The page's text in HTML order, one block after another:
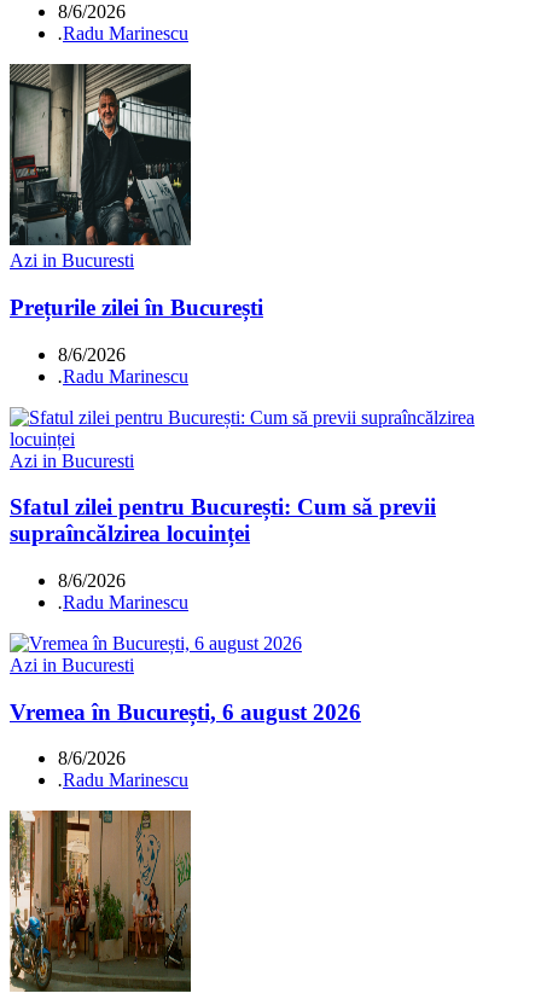
8/6/2026
.Radu Marinescu
Azi in Bucuresti
Prețurile zilei în București
8/6/2026
.Radu Marinescu
Azi in Bucuresti
Sfatul zilei pentru București: Cum să previi
supraîncălzirea locuinței
8/6/2026
.Radu Marinescu
Azi in Bucuresti
Vremea în București, 6 august 2026
8/6/2026
.Radu Marinescu